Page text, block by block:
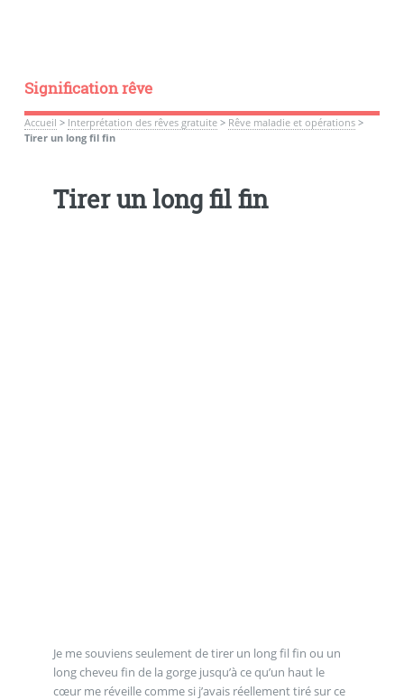
Signification rêve
Accueil > Interprétation des rêves gratuite> Rêve maladie et opérations>
Tirer un long fil fin
Tirer un long fil fin
Je me souviens seulement de tirer un long fil fin ou un
long cheveu fin de la gorge jusqu’à ce qu’un haut le
cœur me réveille comme si j’avais réellement tiré sur ce